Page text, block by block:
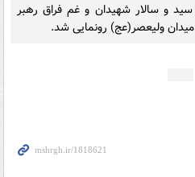
و سالار شهیدان و غم فراق رهبر
میدان ولیعصر(عج) رونمایی شد.